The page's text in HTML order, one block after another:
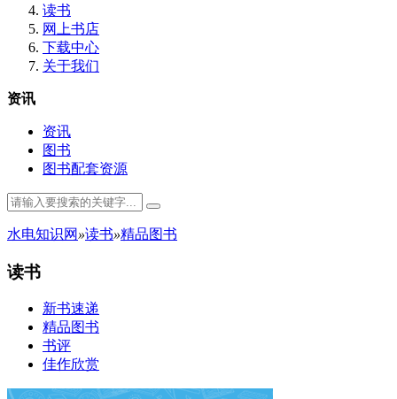
读书
网上书店
下载中心
关于我们
资讯
资讯
图书
图书配套资源
水电知识网 »读书»精品图书
读书
新书速递
精品图书
书评
佳作欣赏